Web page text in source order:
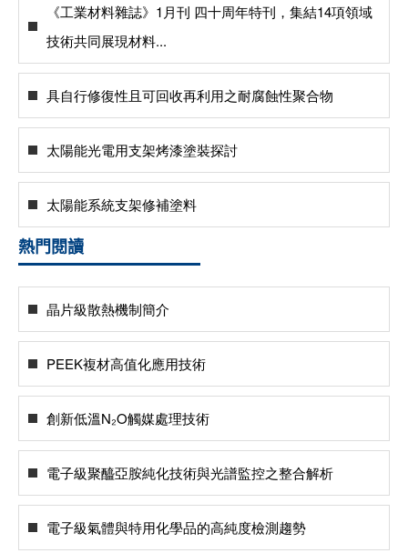
《工業材料雜誌》1月刊 四十周年特刊，集結14項領域
技術共同展現材料...
具自行修復性且可回收再利用之耐腐蝕性聚合物
太陽能光電用支架烤漆塗裝探討
太陽能系統支架修補塗料
熱門閱讀
晶片級散熱機制簡介
PEEK複材高值化應用技術
創新低溫N₂O觸媒處理技術
電子級聚醯亞胺純化技術與光譜監控之整合解析
電子級氣體與特用化學品的高純度檢測趨勢